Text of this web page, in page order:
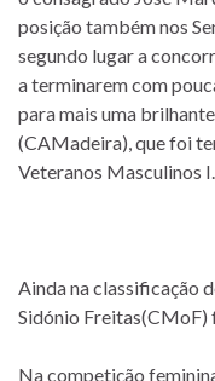
posição também nos
segundo lugar a
a terminarem com
para mais uma
(CAMadeira), que foi
Veteranos Masculinos I.
Ainda na classificação
Sidónio Freitas(CMoF)
Na competição